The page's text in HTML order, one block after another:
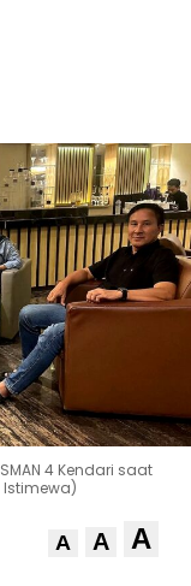
4 Kendari saat
A A A